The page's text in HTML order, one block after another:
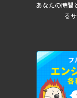
あなたの時間
る